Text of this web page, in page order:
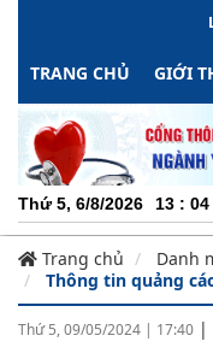
TRANG CHỦ GIỚI
Thứ 5, 6/8/2026 13 : 04
Trang chủ Danh
Thông tin quảng
Thứ 5, 09/05/2024 | 17:40 |